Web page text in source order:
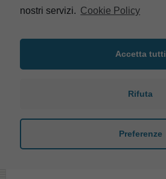
ERICE(5)
ERIKA(4)
ESEDRA(8)
nostri servizi. Cookie Policy
Accetta tutti
Rifuta
Preferenze